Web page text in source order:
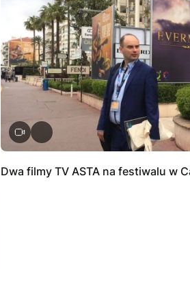
Dwa filmy TV ASTA na festiwalu w